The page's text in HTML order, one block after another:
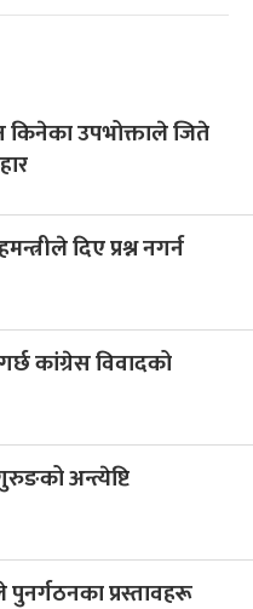
किनेका उपभोक्ताले जिते
दिए प्रश्न नगर्न
कांग्रेस विवादको
अन्त्येष्टि
प्रस्तावहरू